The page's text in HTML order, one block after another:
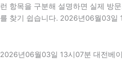
런 항목을 구분해 설명하면 실제 방
를 찾기 쉽습니다. 2026년06월03일
2026년06월03일 13시07분 대전베